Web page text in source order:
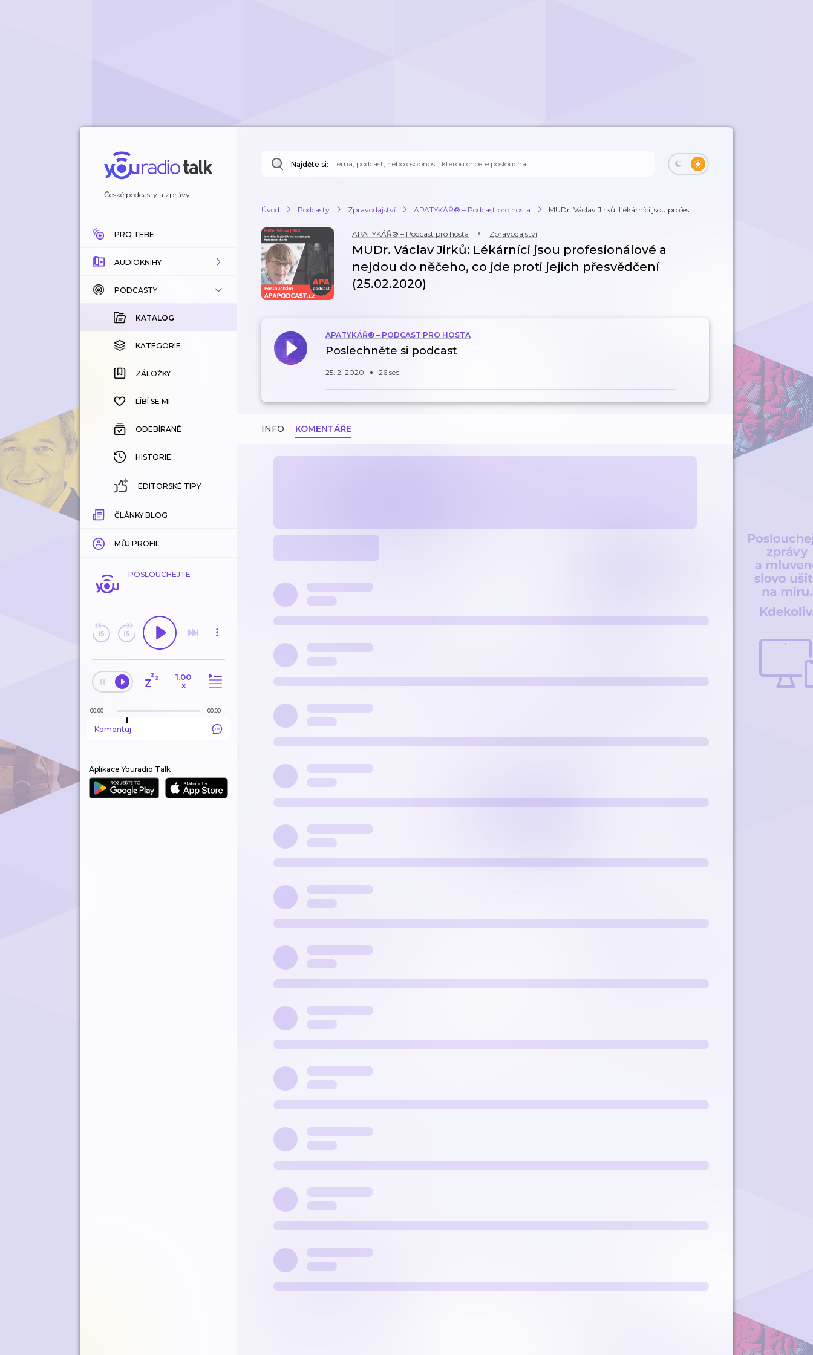
České podcasty a zprávy
PRO TEBE
AUDIOKNIHY
KATALOG
KOUPENÉ
KATEGORIE
ZÁLOŽKY
HISTORIE
PODCASTY
KATALOG
KATEGORIE
ZÁLOŽKY
LÍBÍ SE MI
ODEBÍRANÉ
HISTORIE
EDITORSKÉ TIPY
ČLÁNKY BLOG
MŮJ PROFIL
POSLOUCHEJTE
1.00
×
00:00 00:00
Komentuj
Aplikace Youradio Talk
Najděte si:
Úvod Podcasty Zpravodajství APATYKÁŘ® – Podcast pro hosta MUDr. Václav Jirků: Lékárníci jsou profesi...
APATYKÁŘ® – Podcast pro hosta Zpravodajství
MUDr. Václav Jirků: Lékárníci jsou profesionálové a
nejdou do něčeho, co jde proti jejich přesvědčení
(25.02.2020)
APATYKÁŘ® – PODCAST PRO HOSTA
Poslechněte si podcast
25. 2. 2020 26 sec
INFO KOMENTÁŘE